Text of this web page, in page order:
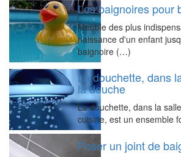
Les baignoires pour
Meuble des plus
naissance d'un enfant
baignoire (…)
La douchette, dans
la douche
La douchette, dans la
cuisine, est un ensemble
Poser un joint de